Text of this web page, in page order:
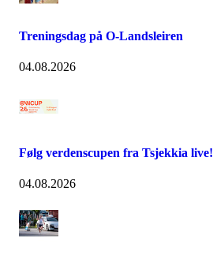
Treningsdag på O-Landsleiren
04.08.2026
Følg verdenscupen fra Tsjekkia live!
04.08.2026